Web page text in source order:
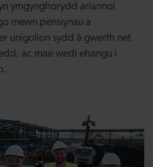
ymgynghorydd ariannol
mewn pensiynau a
unigolion sydd â gwerth net
ac mae wedi ehangu i